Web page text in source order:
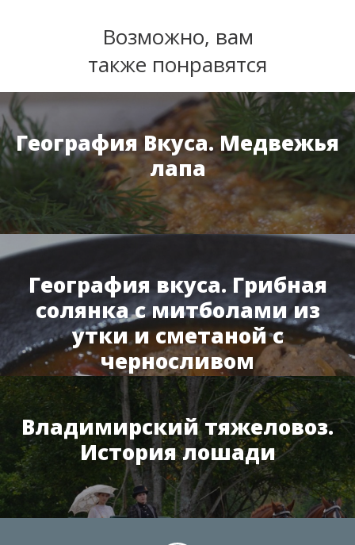
Возможно, вам
также понравятся
География Вкуса. Медвежья
лапа
География вкуса. Грибная
солянка с митболами из
утки и сметаной с
черносливом
Владимирский тяжеловоз.
История лошади